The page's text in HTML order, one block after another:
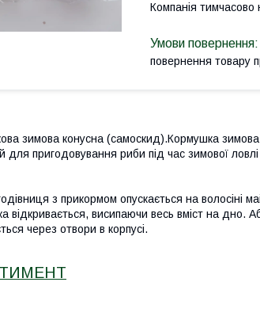
Компанія
повернення товару
зимова конусна (самоскид).Кормушка
для пригодовування риби під час зимової
з прикормом опускається на волосіні
відкривається, висипаючи весь вміст на дно.
через отвори в корпусі.